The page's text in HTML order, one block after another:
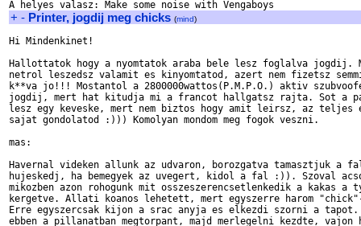
+ - Printer, jogdij meg chicks (mind)
Hi Mindenkinet!
Hallottatok hogy a nyomtatok araba bele lesz foglalva jogdij.
netrol leszedsz valamit es kinyomtatod, azert nem fizetsz
k**va jo!!! Mostantol a 2800000wattos(P.M.P.O.) aktiv
jogdij, mert hat kitudja mi a francot hallgatsz rajta. Sot a
lesz egy keveske, mert nem biztos hogy amit leirsz, az teljes
sajat gondolatod :))) Komolyan mondom meg fogok veszni.
mas:
Havernal videken allunk az udvaron, borozgatva tamasztjuk a
hujeskedj, ha bemegyek az uvegert, kidol a fal :)). Szoval
mikozben azon rohogunk mit osszeszerencsetlenkedik a kakas a
kergetve. Allati koanos lehetett, mert egyszerre harom
Erre egyszercsak kijon a srac anyja es elkezdi szorni a tapot.
ebben a pillanatban megtorpant, majd merlegelni kezdte, vajon